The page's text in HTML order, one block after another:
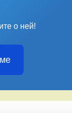
о ней!